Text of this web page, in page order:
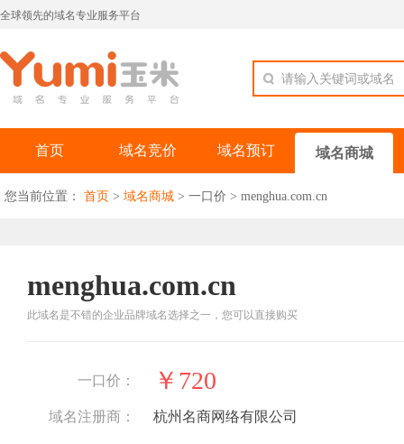
全球领先的域名专业服务平台
请输入关键词或域名
首页 域名竞价 域名预订 域名商城
您当前位置： 首页 > 域名商城 > 一口价 > menghua.com.cn
menghua.com.cn
此域名是不错的企业品牌域名选择之一，您可以直接购买
一口价： ￥720
域名注册商： 杭州名商网络有限公司